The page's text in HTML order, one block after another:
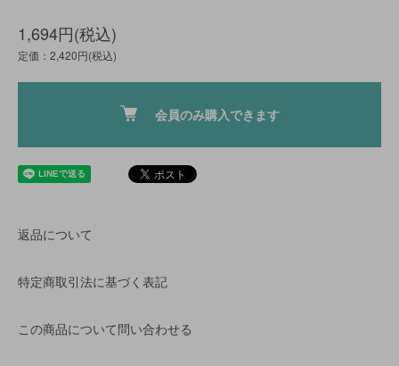
1,694円(税込)
定価：2,420円(税込)
会員のみ購入できます
返品について
特定商取引法に基づく表記
この商品について問い合わせる